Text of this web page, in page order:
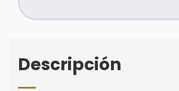
Descripción